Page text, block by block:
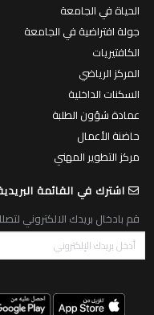
الحياة في الجامعة
جولة افتراضية في الجامعة
الكافتيريات
المركز الرياضي
السكنات الداخلية
عمادة شؤون الطلبة
حاضنة الأعمال
مركز التطوير المهني
اشترك في القائمة
قم بادخال بريدك الالكتروني